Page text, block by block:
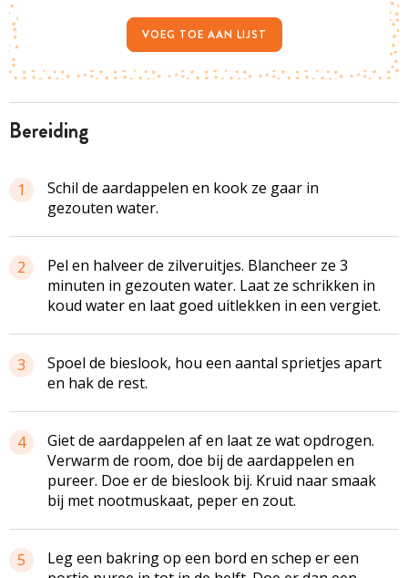
bereiding
1
Schil de aardappelen en kook ze gaar in
gezouten water.
2
Pel en halveer de zilveruitjes. Blancheer ze 3
minuten in gezouten water. Laat ze schrikken in
koud water en laat goed uitlekken in een vergiet.
3
Spoel de bieslook, hou een aantal sprietjes apart
en hak de rest.
4
Giet de aardappelen af en laat ze wat opdrogen.
Verwarm de room, doe bij de aardappelen en
pureer. Doe er de bieslook bij. Kruid naar smaak
bij met nootmuskaat, peper en zout.
5
Leg een bakring op een bord en schep er een
VOEG TOE AAN LIJST